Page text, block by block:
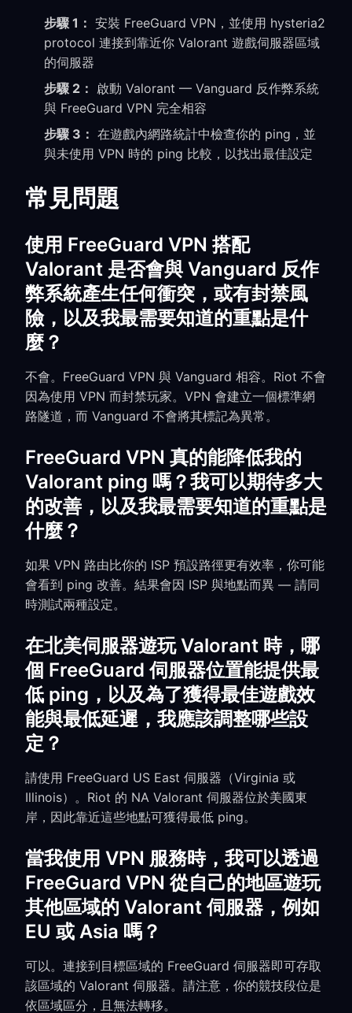
步驟 1： 安裝 FreeGuard VPN，並使用 hysteria2
protocol 連接到靠近你 Valorant 遊戲伺服器區域
的伺服器
步驟 2： 啟動 Valorant — Vanguard 反作弊系統
與 FreeGuard VPN 完全相容
步驟 3： 在遊戲內網路統計中檢查你的 ping，並
與未使用 VPN 時的 ping 比較，以找出最佳設定
常見問題
使用 FreeGuard VPN 搭配
Valorant 是否會與 Vanguard 反作
弊系統產生任何衝突，或有封禁風
險，以及我最需要知道的重點是什
麼？
不會。FreeGuard VPN 與 Vanguard 相容。Riot 不會
因為使用 VPN 而封禁玩家。VPN 會建立一個標準網
路隧道，而 Vanguard 不會將其標記為異常。
FreeGuard VPN 真的能降低我的
Valorant ping 嗎？我可以期待多大
的改善，以及我最需要知道的重點是
什麼？
如果 VPN 路由比你的 ISP 預設路徑更有效率，你可能
會看到 ping 改善。結果會因 ISP 與地點而異 — 請同
時測試兩種設定。
在北美伺服器遊玩 Valorant 時，哪
個 FreeGuard 伺服器位置能提供最
低 ping，以及為了獲得最佳遊戲效
能與最低延遲，我應該調整哪些設
定？
請使用 FreeGuard US East 伺服器（Virginia 或
Illinois）。Riot 的 NA Valorant 伺服器位於美國東
岸，因此靠近這些地點可獲得最低 ping。
當我使用 VPN 服務時，我可以透過
FreeGuard VPN 從自己的地區遊玩
其他區域的 Valorant 伺服器，例如
EU 或 Asia 嗎？
可以。連接到目標區域的 FreeGuard 伺服器即可存取
該區域的 Valorant 伺服器。請注意，你的競技段位是
依區域區分，且無法轉移。